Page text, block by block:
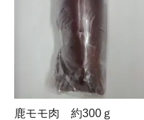
鹿モモ肉 約300ｇ